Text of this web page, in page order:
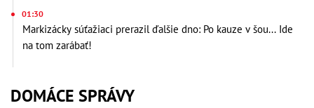
01:30
Markizácky súťažiaci prerazil ďalšie dno: Po kauze v šou... Ide
na tom zarábať!
DOMÁCE SPRÁVY